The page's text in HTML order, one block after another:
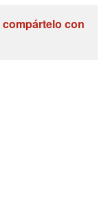
compártelo con